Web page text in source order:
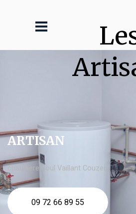
ARTISAN
chaudière fioul Vaillant Couzeix
09 72 66 89 55